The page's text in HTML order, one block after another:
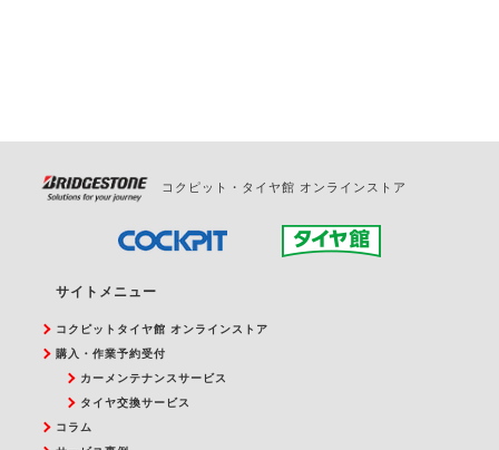
コクピット・タイヤ館 オンラインストア
サイトメニュー
コクピットタイヤ館 オンラインストア
購入・作業予約受付
カーメンテナンスサービス
タイヤ交換サービス
コラム